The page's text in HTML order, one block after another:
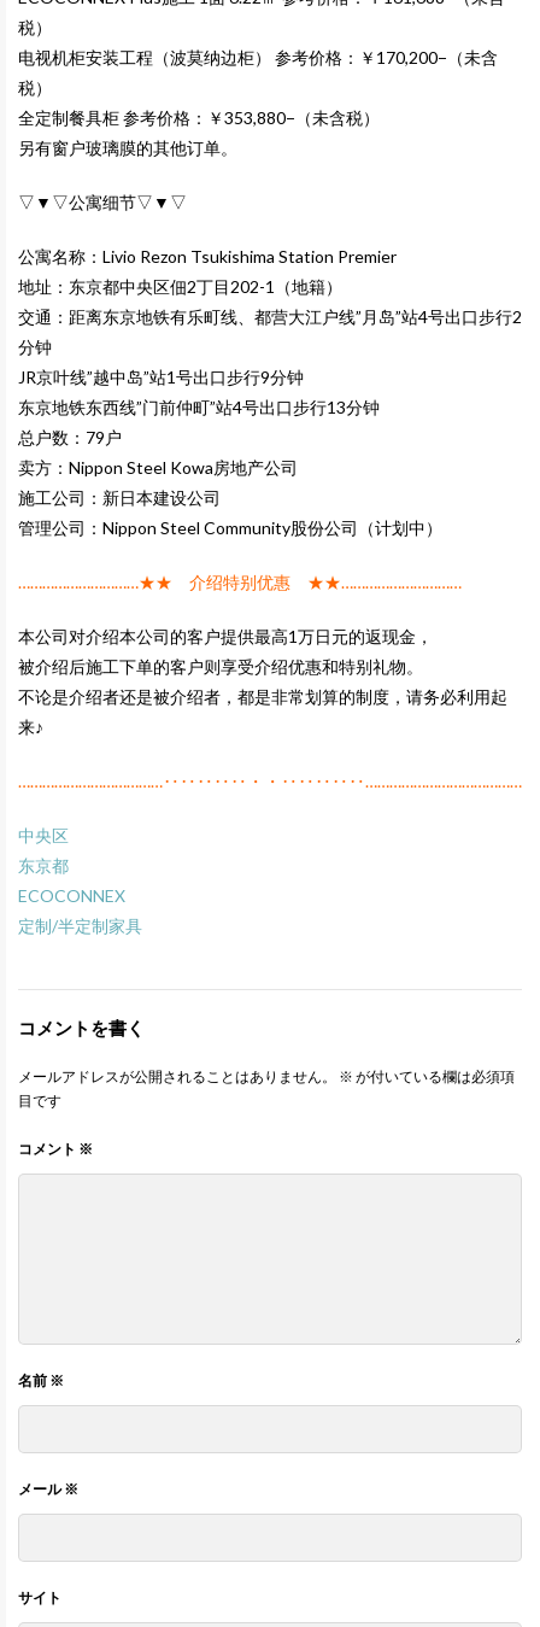
税）
电视机柜安装工程（波莫纳边柜） 参考价格：￥170,200−（未含
税）
全定制餐具柜 参考价格：￥353,880−（未含税）
另有窗户玻璃膜的其他订单。
▽▼▽公寓细节▽▼▽
公寓名称： Livio Rezon Tsukishima Station Premier
地址：东京都中央区佃2丁目202-1（地籍）
交通：距离东京地铁有乐町线、都营大江户线”月岛”站4号出口步行2
分钟
JR京叶线”越中岛”站1号出口步行9分钟
东京地铁东西线”门前仲町”站4号出口步行13分钟
总户数：79户
卖方：Nippon Steel Kowa房地产公司
施工公司：新日本建设公司
管理公司：Nippon Steel Community股份公司（计划中）
…………………………★★ 介绍特别优惠 ★★…………………………
本公司对介绍本公司的客户提供最高1万日元的返现金，
被介绍后施工下单的客户则享受介绍优惠和特别礼物。
不论是介绍者还是被介绍者，都是非常划算的制度，请务必利用起
来♪
………………………………‥‥‥‥‥・・‥‥‥‥‥…………………………………
中央区
东京都
ECOCONNEX
定制/半定制家具
コメントを書く
メールアドレスが公開されることはありません。 ※ が付いている欄は必須項
目です
コメント ※
名前 ※
メール※
サイト